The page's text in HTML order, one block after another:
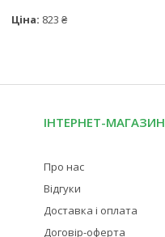
Ціна: 823 ₴
ІНТЕРНЕТ-МАГАЗИН
Про нас
Відгуки
Доставка і оплата
Договір-оферта